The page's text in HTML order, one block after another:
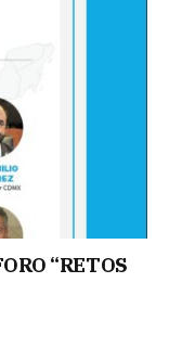
“RETOS